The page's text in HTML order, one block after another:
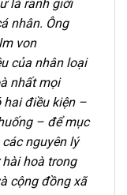
là ranh giới
nhân. Ông
von
của nhân loại
nhất mọi
hai điều kiện –
– để mục
nguyên lý
hoà trong
cộng đồng xã